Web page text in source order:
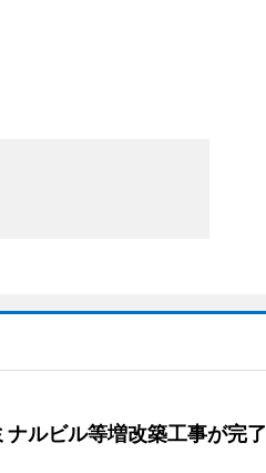
ルビル等増改築工事が完了